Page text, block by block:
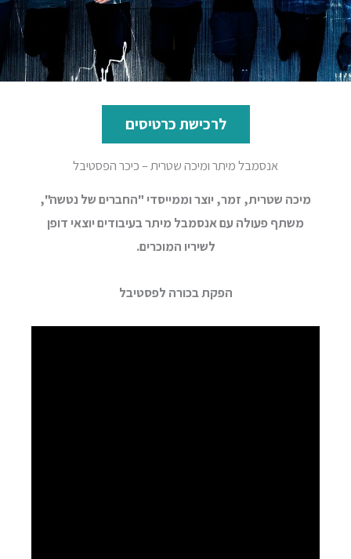
לרכישת כרטיסים
אנסמבל מיתר ומיכה שטרית – כיכר הפסטיבל
מיכה שטרית, זמר, יוצר וממייסדי "החברים של נטשה",
משתף פעולה עם אנסמבל מיתר בעיבודים יוצאי דופן
לשיריו המוכרים.
הפקת בכורה לפסטיבל